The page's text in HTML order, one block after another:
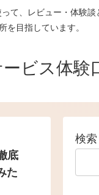
て、レビュー・体験
を目指しています。
ビス体験
底
た
検索